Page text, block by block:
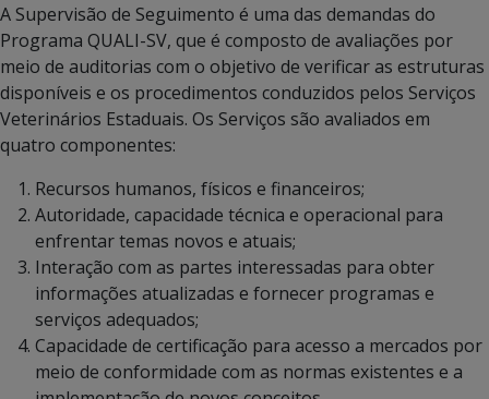
A Supervisão de Seguimento é uma das demandas do
Programa QUALI-SV, que é composto de avaliações por
meio de auditorias com o objetivo de verificar as estruturas
disponíveis e os procedimentos conduzidos pelos Serviços
Veterinários Estaduais. Os Serviços são avaliados em
quatro componentes:
Recursos humanos, físicos e financeiros;
Autoridade, capacidade técnica e operacional para
enfrentar temas novos e atuais;
Interação com as partes interessadas para obter
informações atualizadas e fornecer programas e
serviços adequados;
Capacidade de certificação para acesso a mercados por
meio de conformidade com as normas existentes e a